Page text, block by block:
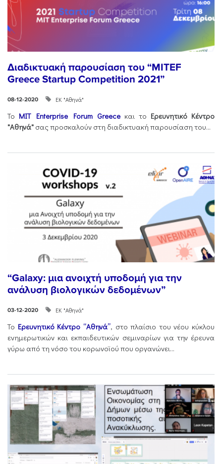
Διαδικτυακή παρουσίαση του “MITEF
Greece Startup Competition 2021”
08-12-2020 ΕΚ "Αθηνά"
Το MIT Enterprise Forum Greeceκαι το Ερευνητικό Κέντρο
"Αθηνά" σας προσκαλούν στη διαδικτυακή παρουσίαση του...
“Galaxy: μια ανοιχτή υποδομή για την
ανάλυση βιολογικών δεδομένων”
03-12-2020 ΕΚ "Αθηνά"
Το Ερευνητικό Κέντρο “Αθηνά”, στο πλαίσιο του νέου κύκλου
ενημερωτικών και εκπαιδευτικών σεμιναρίων για την έρευνα
γύρω από τη νόσο του κορωνοϊού που οργανώνει...